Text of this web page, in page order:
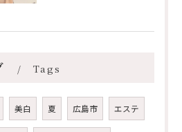
Tags
美白 夏 広島市 エステ